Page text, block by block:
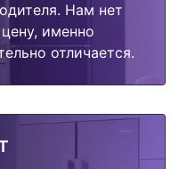
Нам нет
именно
отличается.